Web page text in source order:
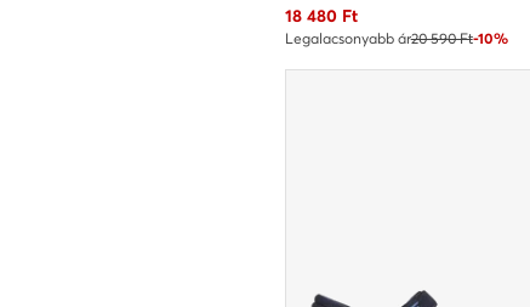
Aktuális ár
18 480Ft
Legalacsonyabb ár20 590 Ft-10%